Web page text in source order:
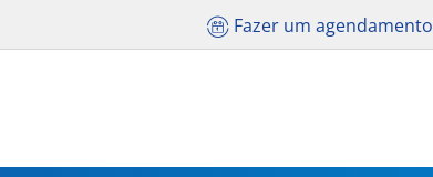
Fazer um agendamento